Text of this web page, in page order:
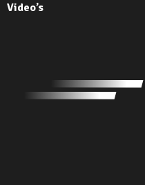
Video’s